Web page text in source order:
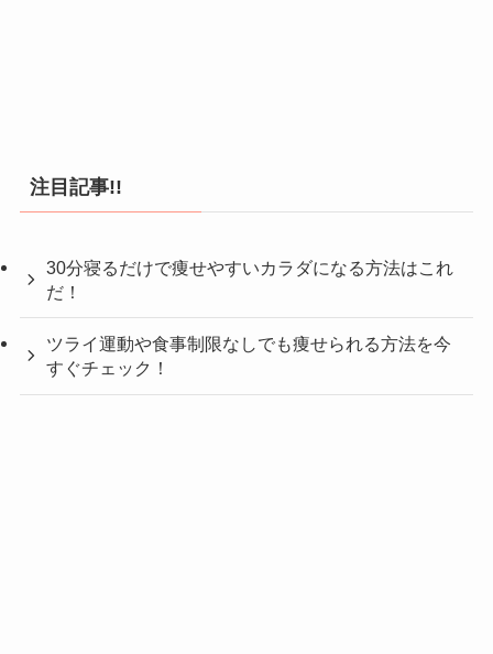
注目記事!!
30分寝るだけで痩せやすいカラダになる方法はこれ
だ！
ツライ運動や食事制限なしでも痩せられる方法を今
すぐチェック！